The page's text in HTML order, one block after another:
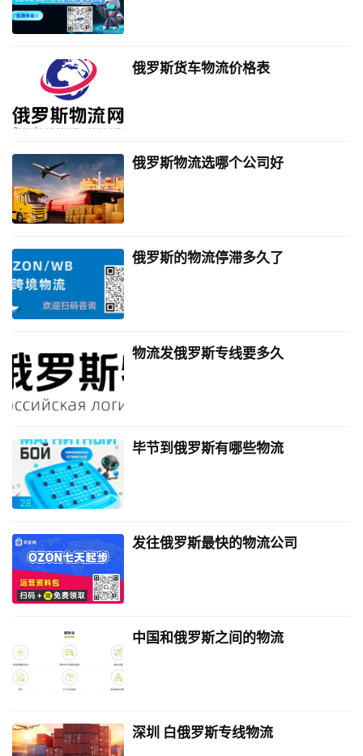
俄罗斯货车物流价格表
俄罗斯物流选哪个公司好
俄罗斯的物流停滞多久了
物流发俄罗斯专线要多久
毕节到俄罗斯有哪些物流
发往俄罗斯最快的物流公司
中国和俄罗斯之间的物流
深圳 白俄罗斯专线物流